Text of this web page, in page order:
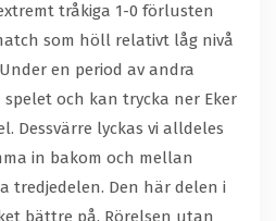
tråkiga 1-0 förlusten
som höll relativt låg nivå
en period av andra
och kan trycka ner Eker
Dessvärre lyckas vi alldeles
in bakom och mellan
tredjedelen. Den här delen i
bättre på. Rörelsen utan